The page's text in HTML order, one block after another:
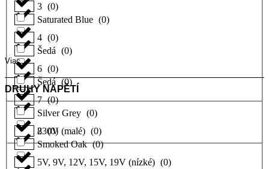
Saturated Blue (0)
Šedá (0)
Šedá (0)
Silver Grey (0)
Smoked Oak (0)
3 (0)
4 (0)
6 (0)
7 (0)
8 (0)
Viac
DRUHY NAPĚTÍ
230V (malé) (0)
5V, 9V, 12V, 15V, 19V (nízké) (0)